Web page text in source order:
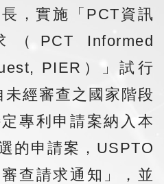
，實施「PCT資訊
PCT Informed
PIER）」試行
經審查之國家階段
專利申請案納入本
的申請案，USPTO
查請求通知」，並